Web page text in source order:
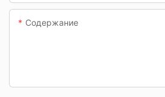
Содержание